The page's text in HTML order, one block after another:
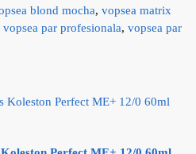
blond mocha, vopsea matrix
vopsea par profesionala, vopsea par